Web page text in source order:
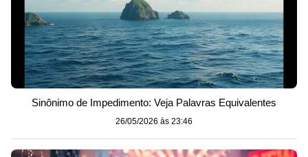
Sinônimo de Impedimento: Veja Palavras Equivalentes
26/05/2026 às 23:46